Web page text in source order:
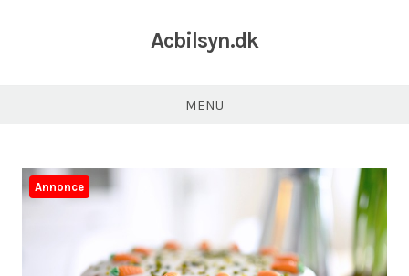
Acbilsyn.dk
MENU
Annonce